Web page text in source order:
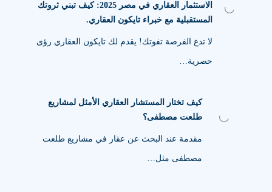
الاستثمار العقاري في مصر 2025: كيف تبني ثروتك
المستقبلية مع خبراء تايكون العقاري.
لا تدع الفرصة تفوتك! يقدم لك تايكون العقاري رؤى
حصرية…
كيف تختار المستشار العقاري الأمثل لمشاريع
طلعت مصطفى؟
مقدمة عند البحث عن عقار في مشاريع طلعت
مصطفى مثل…